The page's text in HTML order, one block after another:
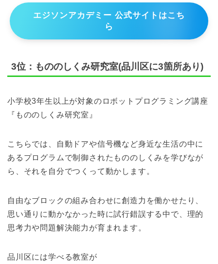
エジソンアカデミー 公式サイトはこち
ら
3位：もののしくみ研究室(品川区に3箇所あり)
小学校3年生以上が対象のロボットプログラミング講座
『もののしくみ研究室』
こちらでは、自動ドアや信号機など身近な生活の中に
あるプログラムで制御されたもののしくみを学びなが
ら、それを自分でつくって動かします。
自由なブロックの組み合わせに創造力を働かせたり、
思い通りに動かなかった時に試行錯誤する中で、理的
思考力や問題解決能力が育まれます。
品川区には学べる教室が